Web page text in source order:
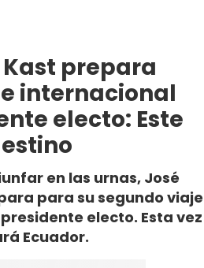
prepara
internacional
electo: Este
en las urnas, José
para su segundo viaje
electo. Esta vez
Ecuador.